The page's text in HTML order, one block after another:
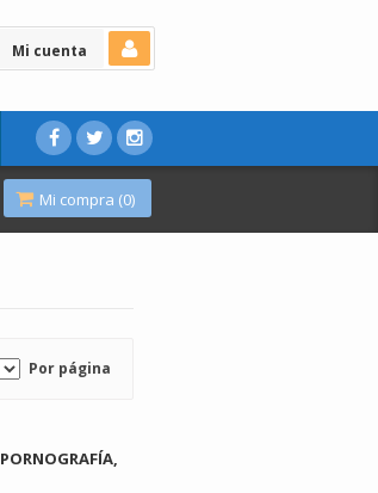
Mi cuenta
Mi compra (0)
Por página